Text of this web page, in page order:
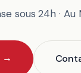
sous 24h ·
→